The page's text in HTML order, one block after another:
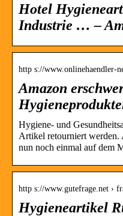
Hotel
Industrie … –
http s://www.onlinehaendler-
Amazon
Hygiene- und
Artikel retourniert werden.
nun noch einmal auf dem
http s://www.gutefrage.net ›
Hygieneartikel